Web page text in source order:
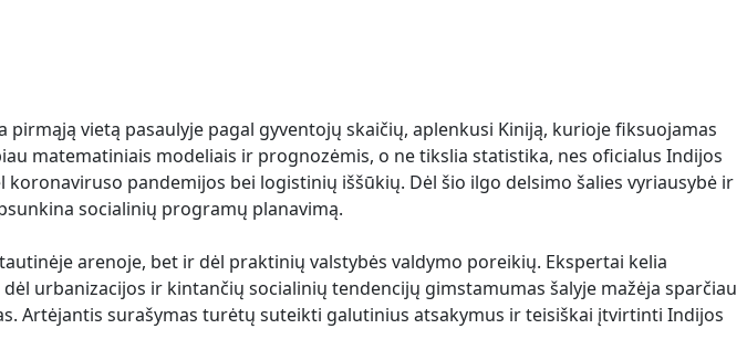
vietą pasaulyje pagal gyventojų skaičių, aplenkusi Kiniją, kurioje fiksuojamas
matematiniais modeliais ir prognozėmis, o ne tikslia statistika, nes oficialus Indijos
pandemijos bei logistinių iššūkių. Dėl šio ilgo delsimo šalies vyriausybė ir
socialinių programų planavimą.
arenoje, bet ir dėl praktinių valstybės valdymo poreikių. Ekspertai kelia
urbanizacijos ir kintančių socialinių tendencijų gimstamumas šalyje mažėja sparčiau
Artėjantis surašymas turėtų suteikti galutinius atsakymus ir teisiškai įtvirtinti Indijos